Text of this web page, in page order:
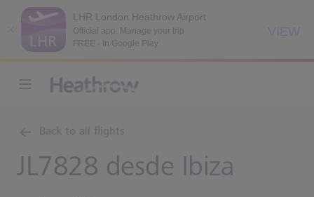
LHR London Heathrow Airport
Official app: Manage your trip
FREE - In Google Play
VIEW
Back to all flights
JL7828 desde Ibiza